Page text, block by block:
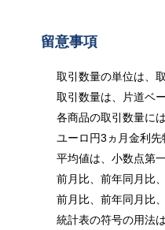
留意事項
取引数量の単位は、
取引数量は、片道ベー
各商品の取引数量に
ユーロ円3ヵ月金利先
平均値は、小数点第
前月比、前年同月比
前月比、前年同月比
統計表の符号の用法